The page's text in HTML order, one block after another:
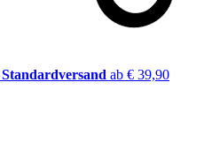
ab € 39,90